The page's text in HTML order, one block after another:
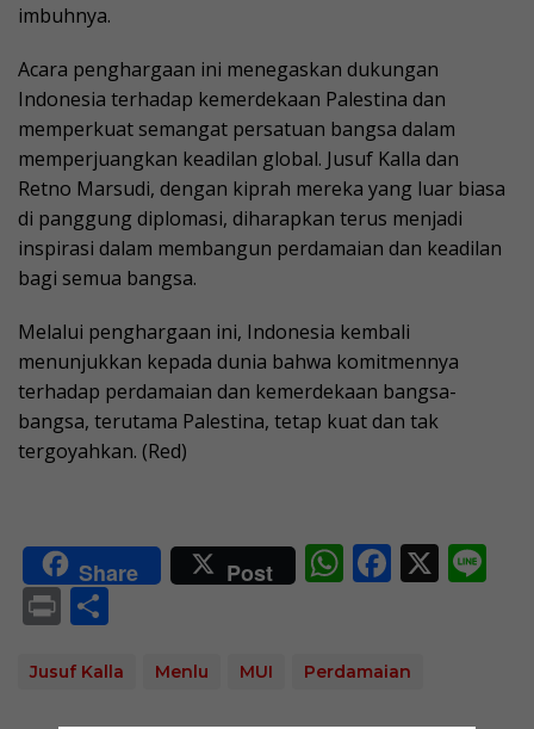
imbuhnya.
Acara penghargaan ini menegaskan dukungan
Indonesia terhadap kemerdekaan Palestina dan
memperkuat semangat persatuan bangsa dalam
memperjuangkan keadilan global. Jusuf Kalla dan
Retno Marsudi, dengan kiprah mereka yang luar biasa
di panggung diplomasi, diharapkan terus menjadi
inspirasi dalam membangun perdamaian dan keadilan
bagi semua bangsa.
Melalui penghargaan ini, Indonesia kembali
menunjukkan kepada dunia bahwa komitmennya
terhadap perdamaian dan kemerdekaan bangsa-
bangsa, terutama Palestina, tetap kuat dan tak
tergoyahkan. (Red)
Share Post W
s
A
F
b
o
X
Pr
t ar
Jusuf Kalla Menlu MUI Perdamaian